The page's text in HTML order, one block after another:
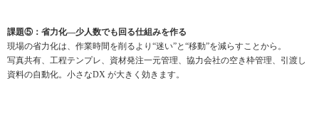
課題⑤：省力化—少人数でも回る仕組みを作る
現場の省力化は、作業時間を削るより“迷い”と“移動”を減らすことから。
写真共有、工程テンプレ、資材発注一元管理、協力会社の空き枠管理、引渡し
資料の自動化。小さなDX が大きく効きます。